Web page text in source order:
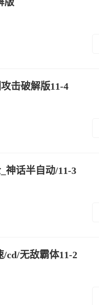
击破解版11-4
神话半自动/11-3
cd/无敌霸体11-2